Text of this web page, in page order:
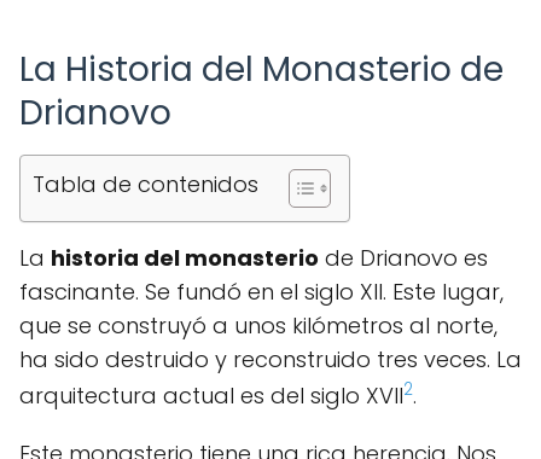
La Historia del Monasterio de
Drianovo
Tabla de contenidos
La historia del monasterio de Drianovo es
fascinante. Se fundó en el siglo XII. Este lugar,
que se construyó a unos kilómetros al norte,
ha sido destruido y reconstruido tres veces. La
arquitectura actual es del siglo XVII2.